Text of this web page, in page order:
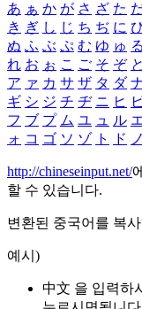
あ ぁ か が さ ざ た
き ぎ し じ ち ぢ に
ぬ ふ ぶ ぷ む ゆ ゅ る
れ お ぉ こ ご そ ぞ と
ア ァ カ サ ザ タ ダ
ギ シ ジ チ ヂ ニ ヒ
フ ブ プ ム ユ ュ ル
ォ コ ゴ ソ ゾ ト ド ノ
http://chineseinput.net/
할 수 있습니다.
변환된 중국어를 복
예시)
中文 을 입력하